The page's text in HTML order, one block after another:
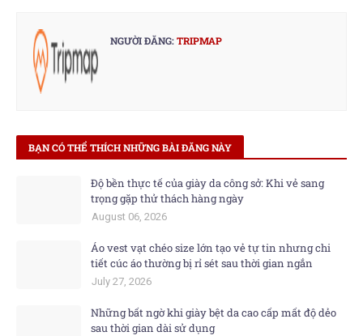
NGƯỜI ĐĂNG:TRIPMAP
BẠN CÓ THỂ THÍCH NHỮNG BÀI ĐĂNG NÀY
Độ bền thực tế của giày da công sở: Khi vẻ sang
trọng gặp thử thách hàng ngày
August 06, 2026
Áo vest vạt chéo size lớn tạo vẻ tự tin nhưng chi
tiết cúc áo thường bị rỉ sét sau thời gian ngắn
July 27, 2026
Những bất ngờ khi giày bệt da cao cấp mất độ dẻo
sau thời gian dài sử dụng